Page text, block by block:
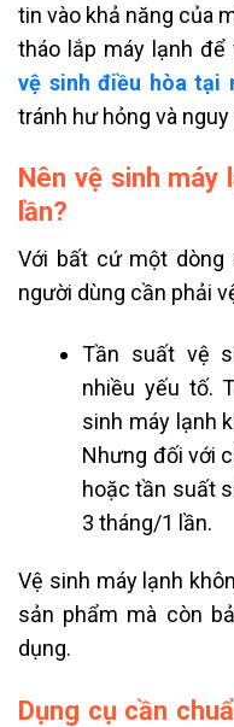
tin vào khả năng của
tháo lắp máy lạnh để
vệ sinh điều hòa tại
tránh hư hỏng và nguy
Nên vệ sinh máy
lần?
Với bất cứ một dòng
người dùng cần phải
Tần suất vệ
nhiều yếu tố.
sinh máy lạnh
Nhưng đối với
hoặc tần suất
3 tháng/1 lần.
Vệ sinh máy lạnh
sản phẩm mà còn
dụng.
Dụng cụ cần